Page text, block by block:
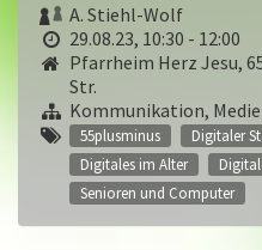
A. Stiehl-Wolf
29.08.23, 10:30 - 12:00
Pfarrheim Herz Jesu,
Str.
Kommunikation,
55plusminus
Digitaler
Digitales im Alter
Senioren und Computer